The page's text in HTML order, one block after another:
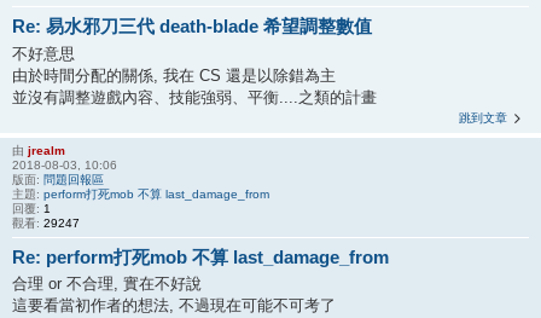
Re: 易水邪刀三代 death-blade 希望調整數值
不好意思
由於時間分配的關係, 我在 CS 還是以除錯為主
並沒有調整遊戲內容、技能強弱、平衡....之類的計畫
跳到文章
由 jrealm
2018-08-03, 10:06
版面: 問題回報區
主題: perform打死mob 不算 last_damage_from
回覆: 1
觀看: 29247
Re: perform打死mob 不算 last_damage_from
合理 or 不合理, 實在不好說
這要看當初作者的想法, 不過現在可能不可考了